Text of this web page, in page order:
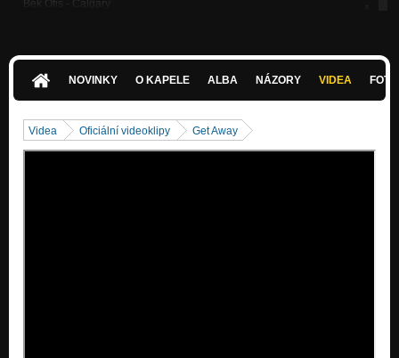
Bek Ofis - Calgary
Bek Ofis - For The Truth You Must Fight
Bek Ofis - Get Away
NOVINKY O KAPELE ALBA NÁZORY VIDEA
Videa Oficiální videoklipy Get Away